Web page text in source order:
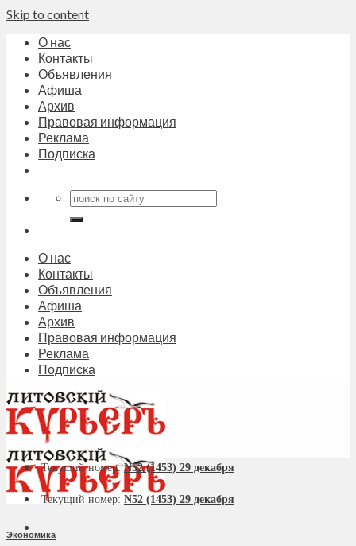
Skip to content
О нас
Контакты
Объявления
Афиша
Архив
Правовая информация
Реклама
Подписка
О нас
Контакты
Объявления
Афиша
Архив
Правовая информация
Реклама
Подписка
Текущий номер:N52 (1453) 29 декабря
Текущий номер: N52 (1453) 29 декабря
Экономика